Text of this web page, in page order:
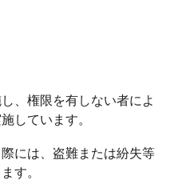
、権限を有しない者によ
しています。
には、盗難または紛失等
す。